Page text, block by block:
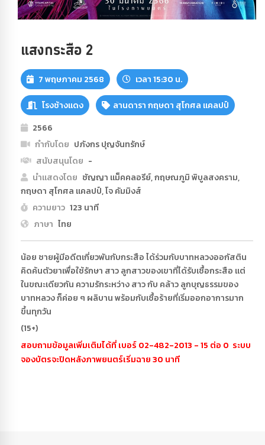
แสงกระสือ 2
7 พฤษภาคม 2568 เวลา 15:30 น.
โรงช้างแดง
ลานดารา กฤษดา สุโกศล แคลปป์
2566
กำกับโดย ปภังกร ปุญจันทรักษ์
สนับสนุนโดย -
นำแสดงโดย ชัญญา แม็คคลอรีย์, กฤษณภูมิ พิบูลสงคราม,
กฤษดา สุโกศล แคลปป์, โจ คัมมิงส์
ความยาว 123 นาที
ภาษา ไทย
น้อย ชายผู้มีอดีตเกี่ยวพันกับกระสือ ได้ร่วมกับบาทหลวงออกัสติน
คิดค้นตัวยาเพื่อใช้รักษา สาว ลูกสาวของเขาที่ได้รับเชื้อกระสือ แต่
ในขณะเดียวกัน ความรักระหว่าง สาว กับ คล้าว ลูกบุญธรรมของ
บาทหลวง ก็ค่อย ๆ ผลิบาน พร้อมกับเชื้อร้ายที่เริ่มออกอาการมาก
ขึ้นทุกวัน
(15+)
สอบถามข้อมูลเพิ่มเติมได้ที่ เบอร์ 02-482-2013 - 15 ต่อ 0 ระบบ
จองบัตรจะปิดหลังภาพยนตร์เริ่มฉาย 30 นาที